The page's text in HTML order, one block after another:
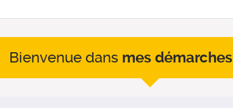
Bienvenue dans mes démarches